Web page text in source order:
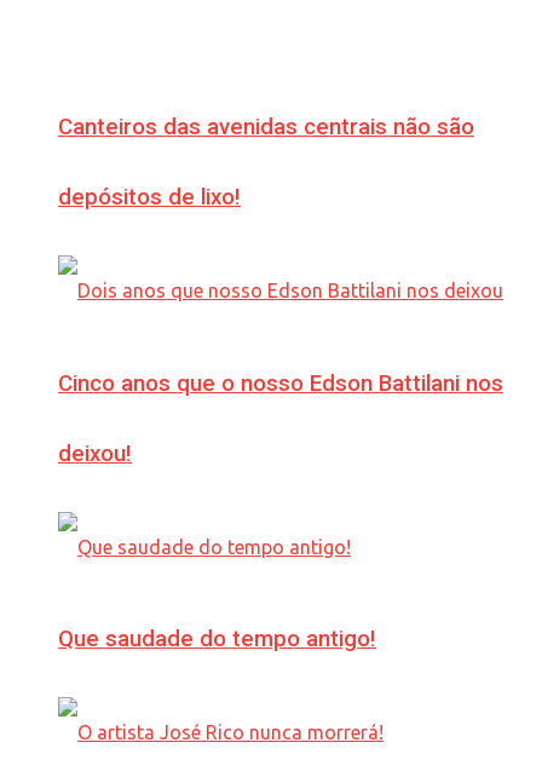
Canteiros das avenidas centrais não são
depósitos de lixo!
Cinco anos que o nosso Edson Battilani nos
deixou!
Que saudade do tempo antigo!